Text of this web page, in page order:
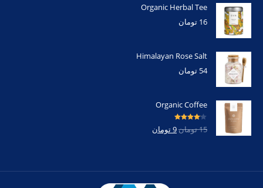
Organic Herbal Tee
16 تومان
Himalayan Rose Salt
54 تومان
Organic Coffee
امتیاز4.00
از 5 15تومان9تومان